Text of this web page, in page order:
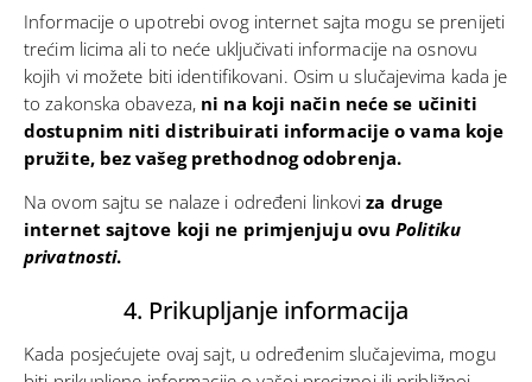
Informacije o upotrebi ovog internet sajta mogu se prenijeti
trećim licima ali to neće uključivati informacije na osnovu
kojih vi možete biti identifikovani. Osim u slučajevima kada je
to zakonska obaveza, ni na koji način neće se učiniti
dostupnim niti distribuirati informacije o vama koje
pružite, bez vašeg prethodnog odobrenja.
Na ovom sajtu se nalaze i određeni linkoviza druge
internet sajtove koji ne primjenjuju ovuPolitiku
privatnosti.
4. Prikupljanje informacija
Kada posjećujete ovaj sajt, u određenim slučajevima, mogu